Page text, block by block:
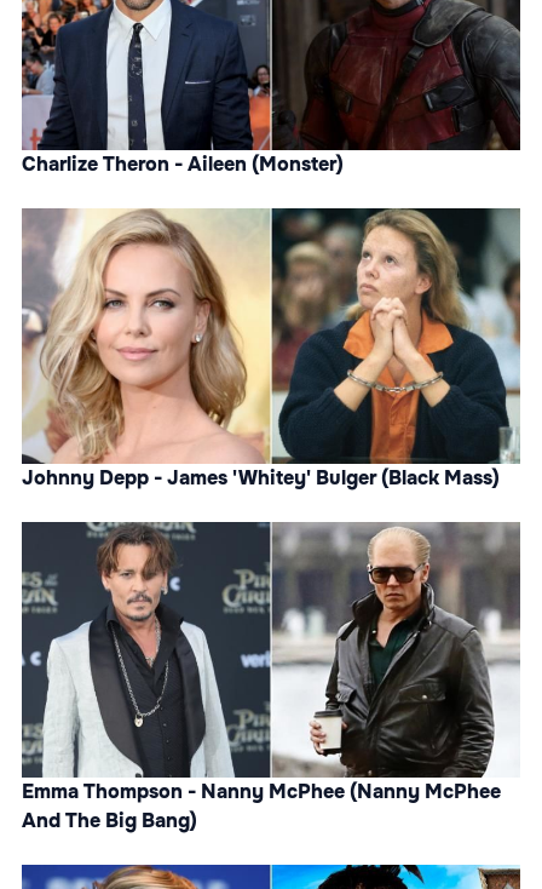
Charlize Theron - Aileen (Monster)
Johnny Depp - James 'Whitey' Bulger (Black Mass)
Emma Thompson - Nanny McPhee (Nanny McPhee
And The Big Bang)